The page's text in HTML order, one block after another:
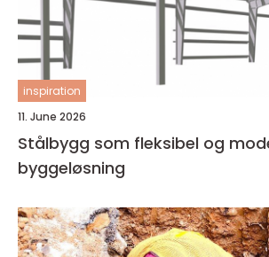
inspiration
11. June 2026
Stålbygg som fleksibel og
byggeløsning